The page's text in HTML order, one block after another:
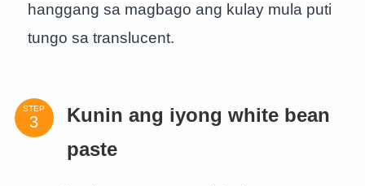
hanggang sa magbago ang kulay mula puti
tungo sa translucent.
STEP
Kunin ang iyong white bean
paste